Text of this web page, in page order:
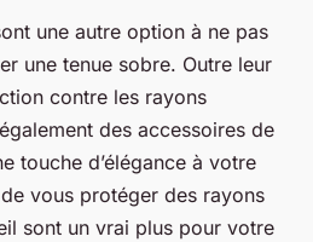
une autre option à ne pas
une tenue sobre. Outre leur
contre les rayons
des accessoires de
touche d’élégance à votre
vous protéger des rayons
sont un vrai plus pour votre